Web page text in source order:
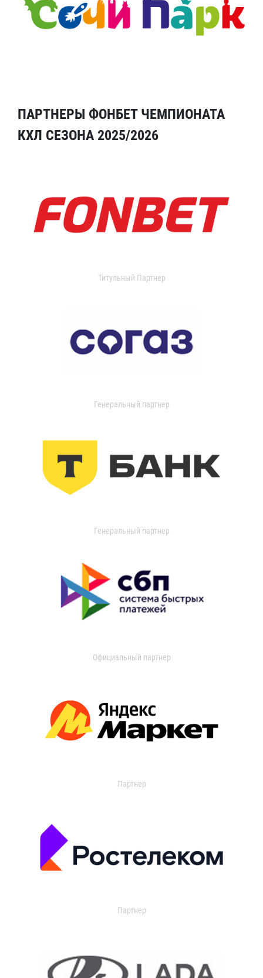
ПАРТНЕРЫ ФОНБЕТ ЧЕМПИОНАТА
КХЛ СЕЗОНА 2025/2026
Титульный Партнер
Генеральный партнер
Генеральный партнер
Официальный партнер
Партнер
Партнер